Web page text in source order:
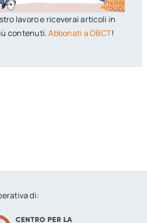
lavoro e riceverai articoli in
contenuti.Abbonati a OBCT!
di: